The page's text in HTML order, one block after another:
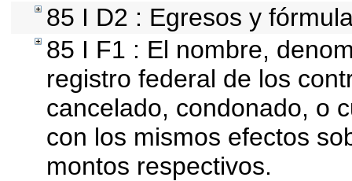
85 I D2 : Egresos y
85 I F1 : El nombre,
registro federal de los
cancelado, condonado, o
con los mismos efectos
montos respectivos.